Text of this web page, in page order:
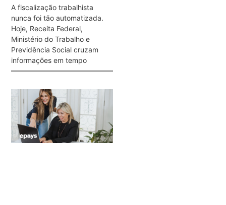
A fiscalização trabalhista
nunca foi tão automatizada.
Hoje, Receita Federal,
Ministério do Trabalho e
Previdência Social cruzam
informações em tempo